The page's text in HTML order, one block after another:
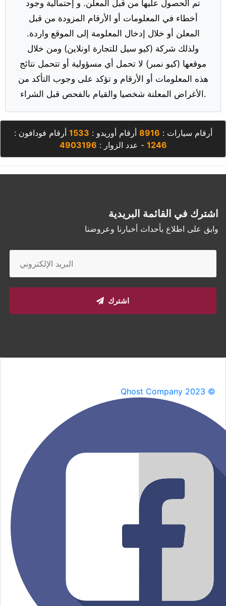
تم الحصول عليها من قبل المعلن. و إحتمالية وجود
أخطاء في المعلومات أو الأرقام المزودة من قبل
المعلن أو خلال إدخال المعلومة إلى الموقع واردة.
ولذلك شركة (كيو سيل للتجارة اونلاين) ومن خلال
موقعها (كيو نمبر) لا تحمل أي مسؤولية أو تتحمل نتائج
هذه المعلومات أو الأرقام و تؤكد على وجوب التأكد من
الأغراض المعلنة شخصيا والقيام بالفحص قبل الشراء.
أرقام سيارات : 8916 أرقام أوريدو : 1533 أرقام فودافون :
1246 - عدد الزوار : 4903196
اشترك في القائمة البريدية
وابق على اطلاع بأحداث أخبارنا وعروضنا
اشترك
Qhost Company 2023 ©